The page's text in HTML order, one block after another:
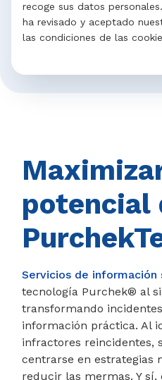
recoge sus datos
ha revisado y aceptado
las condiciones de las
potencial
Purchek
Servicios de información
tecnología Purchek® al
transformando
información práctica. Al
infractores reincidentes,
centrarse en estrategias
reducir las mermas. Y